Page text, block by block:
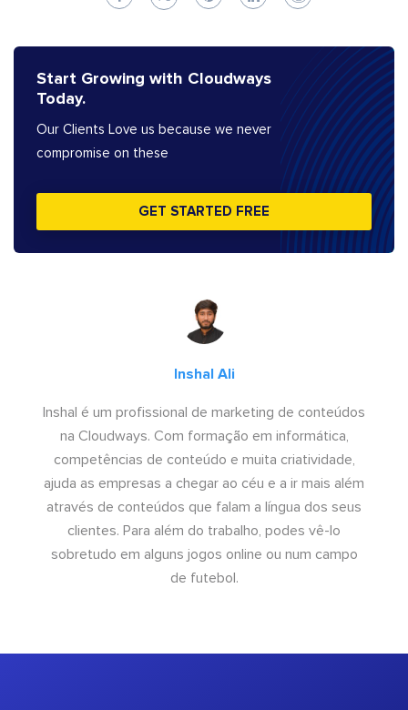
Start Growing with Cloudways
Today.
Our Clients Love us because we never
compromise on these
GET STARTED FREE
Inshal Ali
Inshal é um profissional de marketing de conteúdos
na Cloudways. Com formação em informática,
competências de conteúdo e muita criatividade,
ajuda as empresas a chegar ao céu e a ir mais além
através de conteúdos que falam a língua dos seus
clientes. Para além do trabalho, podes vê-lo
sobretudo em alguns jogos online ou num campo
de futebol.